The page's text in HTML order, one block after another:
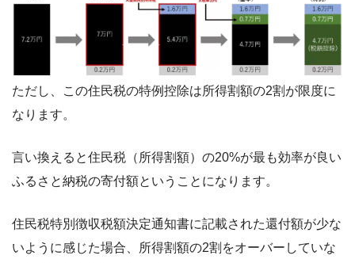
ただし、この住民税の特例控除は所得割額の2割が限度に
なります。
言い換えると住民税（所得割額）の20%が最も効率が良い
ふるさと納税の寄付額ということになります。
住民税特別徴収税額決定通知書に記載された還付額が少な
いように感じた場合、所得割額の2割をオーバーしていな